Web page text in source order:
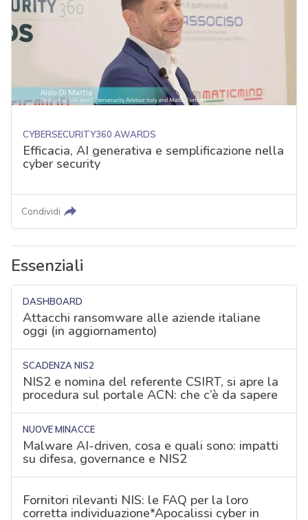
CYBERSECURITY360 AWARDS
Efficacia, AI generativa e semplificazione nella
cyber security
Condividi
Essenziali
DASHBOARD
Attacchi ransomware alle aziende italiane
oggi (in aggiornamento)
SCADENZA NIS2
NIS2 e nomina del referente CSIRT, si apre la
procedura sul portale ACN: che c’è da sapere
NUOVE MINACCE
Malware AI-driven, cosa e quali sono: impatti
su difesa, governance e NIS2
Fornitori rilevanti NIS: le FAQ per la loro
corretta individuazione*Apocalissi cyber in